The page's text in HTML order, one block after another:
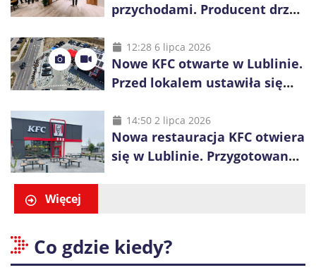
przychodami. Producent drzwi
inwestycje
12:28 6 lipca 2026
Nowe KFC otwarte w Lublinie.
Przed lokalem ustawiła się
14:50 2 lipca 2026
Nowa restauracja KFC otwiera
się w Lublinie. Przygotowano
Więcej
Co gdzie kiedy?